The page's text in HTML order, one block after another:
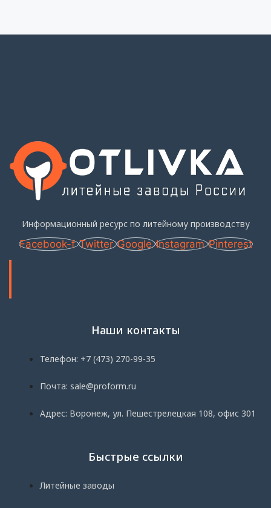
Информационный ресурс по литейному производству
Facebook-f Twitter Google Instagram Pinterest
Наши контакты
Телефон: +7 (473) 270-99-35
Почта: sale@proform.ru
Адрес: Воронеж, ул. Пешестрелецкая 108, офис 301
Быстрые ссылки
Литейные заводы